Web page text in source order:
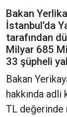
Bakan
İstanbul’da
tarafından
Milyar 685
33 şüpheli
Bakan
hakkında
TL değerinde